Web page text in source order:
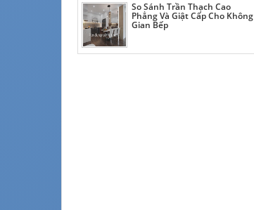
So Sánh Trần Thạch Cao
Phẳng Và Giật Cấp Cho Không
Gian Bếp